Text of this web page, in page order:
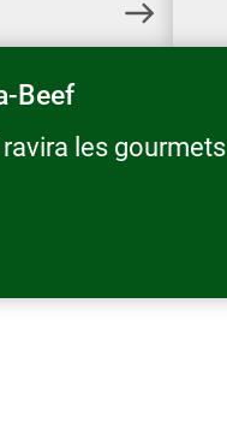
Beef
les gourmets